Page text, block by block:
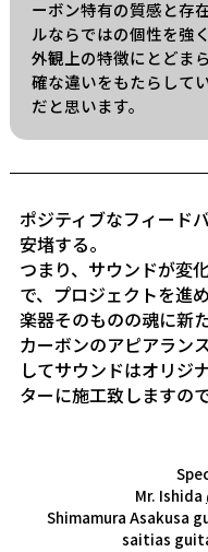
ーボン特有の質感と存
ルならではの個性を強
外観上の特徴にとどま
確な違いをもたらして
だと思います。
ポジティブなフィード
安堵する。
つまり、サウンドが変
で、プロジェクトを進
楽器そのものの魂に新
カーボンのアピアラン
してサウンドはオリジ
ターに施工致しますの
Mr. Ishida
Shimamura Asakusa
saitias